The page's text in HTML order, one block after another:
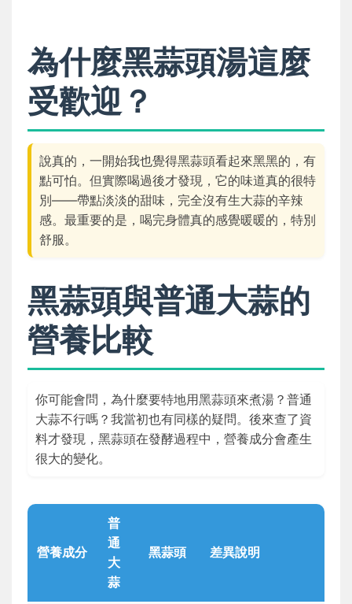
為什麼黑蒜頭湯這麼
受歡迎？
說真的，一開始我也覺得黑蒜頭看起來黑黑的，有
點可怕。但實際喝過後才發現，它的味道真的很特
別——帶點淡淡的甜味，完全沒有生大蒜的辛辣
感。最重要的是，喝完身體真的感覺暖暖的，特別
舒服。
黑蒜頭與普通大蒜的
營養比較
你可能會問，為什麼要特地用黑蒜頭來煮湯？普通
大蒜不行嗎？我當初也有同樣的疑問。後來查了資
料才發現，黑蒜頭在發酵過程中，營養成分會產生
很大的變化。
營養成分
普
通
大
蒜
黑蒜頭 差異說明